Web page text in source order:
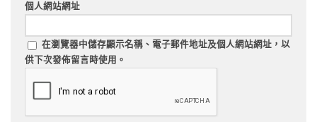
個人網站網址
在瀏覽器中儲存顯示名稱、電子郵件地址及個人網站網址，以
供下次發佈留言時使用。